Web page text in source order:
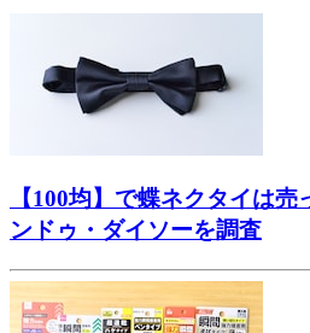
【100均】で蝶ネクタイは
ンドゥ・ダイソーを調査